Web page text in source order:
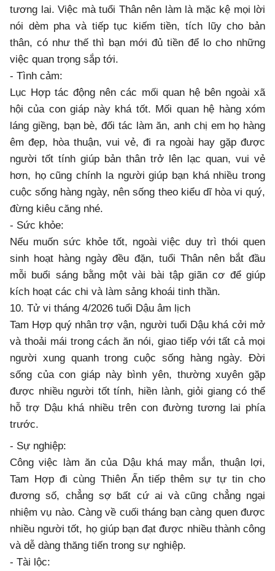
tương lai. Việc mà tuổi Thân nên làm là mặc kệ mọi lời
nói dèm pha và tiếp tục kiếm tiền, tích lũy cho bản
thân, có như thế thì bạn mới đủ tiền để lo cho những
việc quan trọng sắp tới.
- Tình cảm:
Lục Hợp tác động nên các mối quan hệ bên ngoài xã
hội của con giáp này khá tốt. Mối quan hệ hàng xóm
láng giềng, bạn bè, đối tác làm ăn, anh chị em họ hàng
êm đẹp, hòa thuận, vui vẻ, đi ra ngoài hay gặp được
người tốt tính giúp bản thân trở lên lạc quan, vui vẻ
hơn, họ cũng chính la người giúp bạn khá nhiều trong
cuộc sống hàng ngày, nên sống theo kiểu dĩ hòa vi quý,
đừng kiêu căng nhé.
- Sức khỏe:
Nếu muốn sức khỏe tốt, ngoài việc duy trì thói quen
sinh hoạt hàng ngày đều đặn, tuổi Thân nên bắt đầu
mỗi buổi sáng bằng một vài bài tập giãn cơ để giúp
kích hoạt các chi và làm sảng khoái tinh thần.
10. Tử vi tháng 4/2026 tuổi Dậu âm lịch
Tam Hợp quý nhân trợ vận, người tuổi Dậu khá cởi mở
và thoải mái trong cách ăn nói, giao tiếp với tất cả mọi
người xung quanh trong cuộc sống hàng ngày. Đời
sống của con giáp này bình yên, thường xuyên gặp
được nhiều người tốt tính, hiền lành, giỏi giang có thể
hỗ trợ Dậu khá nhiều trên con đường tương lai phía
trước.
- Sự nghiệp:
Công việc làm ăn của Dậu khá may mắn, thuận lợi,
Tam Hợp đi cùng Thiên Ấn tiếp thêm sự tự tin cho
đương số, chẳng sợ bất cứ ai và cũng chẳng ngại
nhiệm vụ nào. Càng về cuối tháng bạn càng quen được
nhiều người tốt, họ giúp bạn đạt được nhiều thành công
và dễ dàng thăng tiến trong sự nghiệp.
- Tài lộc: